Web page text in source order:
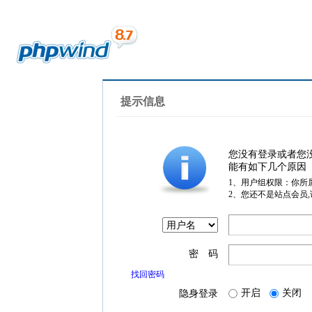
提示信息
您没有登录或者您
能有如下几个原因
1、用户组权限：你所
2、您还不是站点会员
密 码
找回密码
隐身登录 开启 关闭